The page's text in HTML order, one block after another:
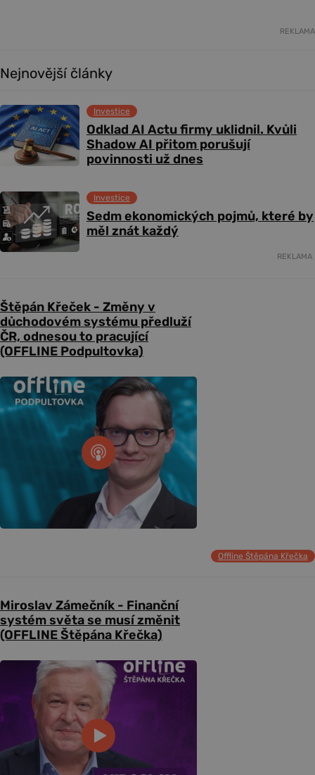
REKLAMA
Nejnovější články
Odklad AI Actu firmy uklidnil. Kvůli
Shadow AI přitom porušují
povinnosti už dnes
Investice
Sedm ekonomických pojmů, které by
měl znát každý
Investice
REKLAMA
Štěpán Křeček - Změny v
důchodovém systému předluží
ČR, odnesou to pracující
(OFFLINE Podpultovka)
Offline Štěpána Křečka
Miroslav Zámečník - Finanční
systém světa se musí změnit
(OFFLINE Štěpána Křečka)